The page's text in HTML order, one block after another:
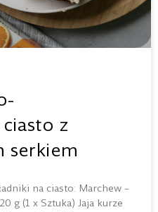
z
serkiem
na ciasto: Marchew –
g (1 x Sztuka) Jaja kurze